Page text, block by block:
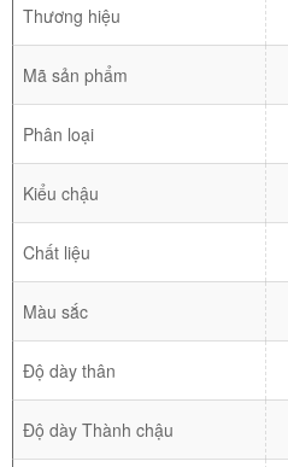
Thương hiệu
Mã sản phẩm
Phân loại
Kiểu chậu
Chất liệu
Màu sắc
Độ dày thân
Độ dày Thành chậu